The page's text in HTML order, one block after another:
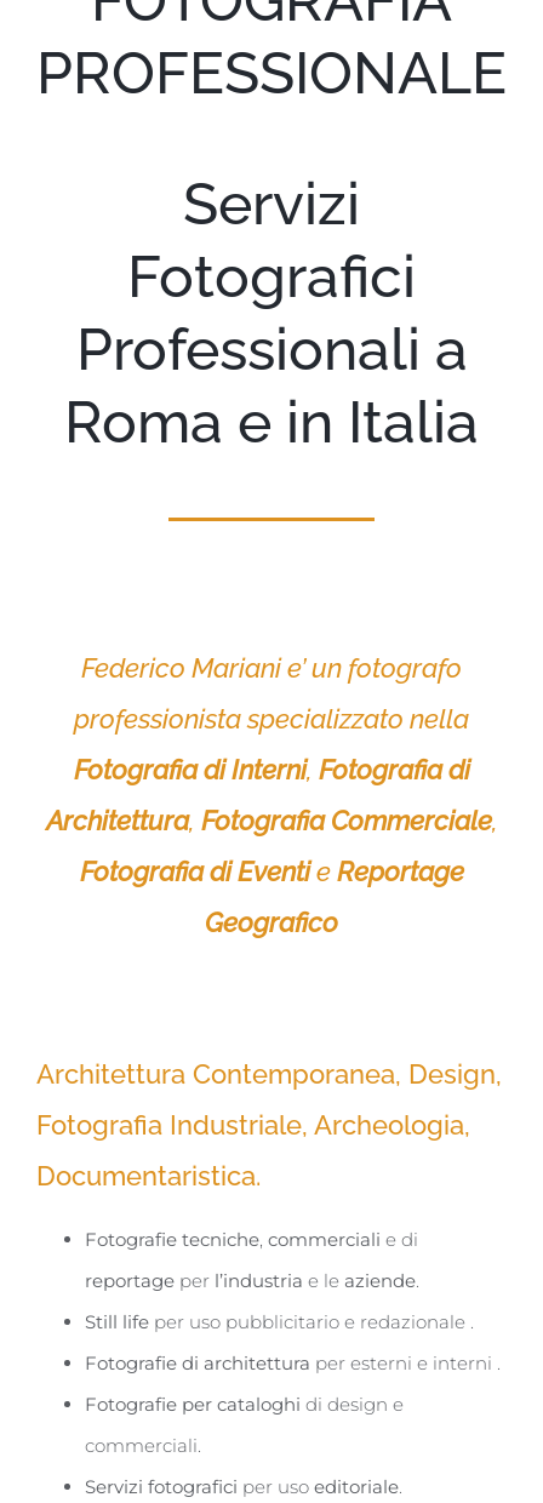
Portfolio
Contatti
PROFESSIONALE
Servizi
Fotografici
Professionali a
Roma e in Italia
Federico Mariani e’ un fotografo
professionista specializzato nella
Fotografia di Interni, Fotografia di
Architettura, Fotografia Commerciale,
Fotografia di EventieReportage
Geografico
Architettura Contemporanea, Design,
Fotografia Industriale, Archeologia,
Documentaristica.
Fotografie tecniche, commerciali e di
reportage per l’industria e le aziende.
Still life per uso pubblicitario e redazionale .
Fotografie di architettura per esterni e interni .
Fotografie per cataloghi di design e
commerciali.
Servizi fotografici per uso editoriale.